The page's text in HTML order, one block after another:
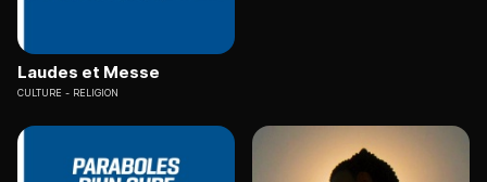
Laudes et Messe
CULTURE RELIGION